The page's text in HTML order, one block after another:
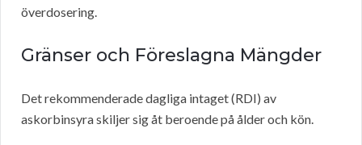
överdosering.
Gränser och Föreslagna Mängder
Det rekommenderade dagliga intaget (RDI) av
askorbinsyra skiljer sig åt beroende på ålder och kön.